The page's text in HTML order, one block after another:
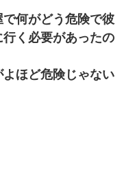
獄に落ちる
たり前のように実家や姪
ら信じられない言葉を受
何がどう危険で彼
く必要があったの
ほど危険じゃない